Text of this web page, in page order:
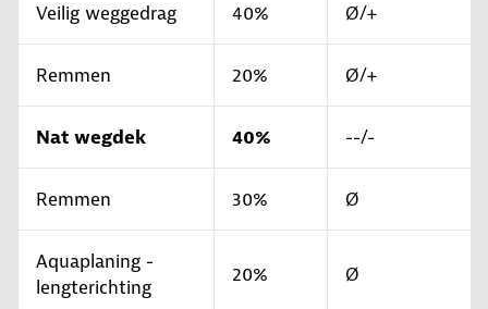
Veilig weggedrag 40% Ø/+
Remmen 20% Ø/+
Nat wegdek 40% --/-
Remmen 30% Ø
Aquaplaning -
lengterichting
20% Ø